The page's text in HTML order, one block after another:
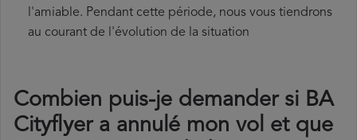
l'amiable. Pendant cette période, nous vous tiendrons
au courant de l'évolution de la situation
Combien puis-je demander si BA
Cityflyer a annulé mon vol et que